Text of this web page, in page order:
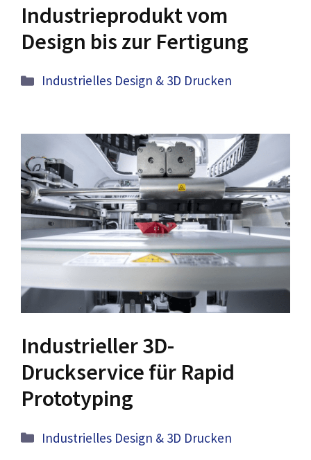
Industrieprodukt vom
Design bis zur Fertigung
Kategorien
Industrielles Design & 3D Drucken
Industrieller 3D-
Druckservice für Rapid
Prototyping
Kategorien
Industrielles Design & 3D Drucken